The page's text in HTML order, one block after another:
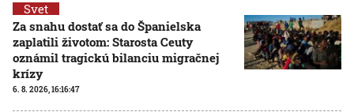
Svet
Za snahu dostať sa do Španielska
zaplatili životom: Starosta Ceuty
oznámil tragickú bilanciu migračnej
krízy
6. 8. 2026, 16:16:47